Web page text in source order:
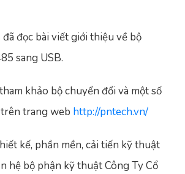
đã đọc bài viết giới thiệu về bộ
sang USB.
khảo bộ chuyển đổi và một số
trang web http://pntech.vn/
kế, phần mền, cải tiến kỹ thuật
hệ bộ phận kỹ thuật Công Ty Cổ